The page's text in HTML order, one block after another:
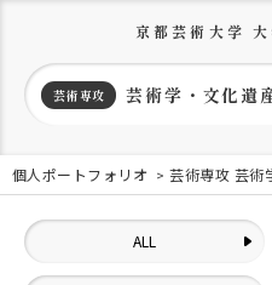
京都芸術大学
芸術専攻 芸術学・文化遺
個人ポートフォリオ 芸術専攻 芸術
ALL